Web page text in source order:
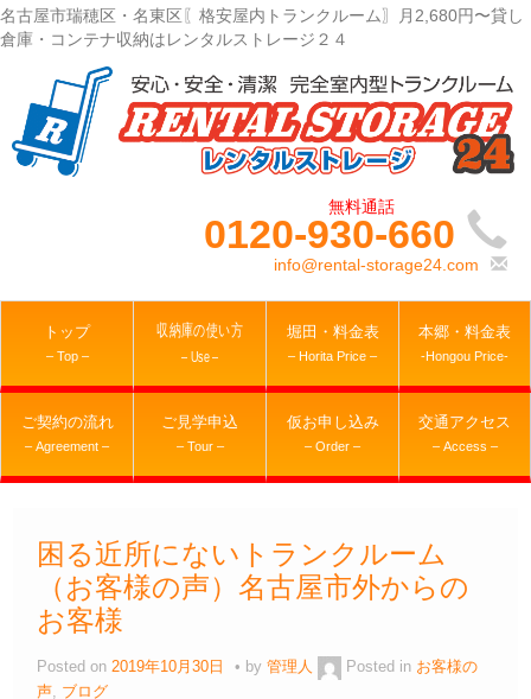
名古屋市瑞穂区・名東区〖格安屋内トランクルーム〗月2,680円〜貸し
倉庫・コンテナ収納はレンタルストレージ２４
0120-930-660
info@rental-storage24.com
トップ
– Top –
収納庫の使い方
– Use –
堀田・料金表
– Horita Price –
本郷・料金表
-Hongou Price-
ご契約の流れ
– Agreement –
ご見学申込
– Tour –
仮お申し込み
– Order –
交通アクセス
– Access –
困る近所にないトランクルーム
（お客様の声）名古屋市外からの
お客様
Posted on 2019年10月30日 by 管理人 Posted in お客様の
声
ブログ